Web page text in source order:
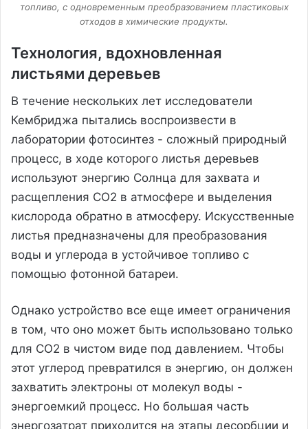
топливо, с одновременным преобразованием пластиковых
отходов в химические продукты.
Технология, вдохновленная
листьями деревьев
В течение нескольких лет исследователи
Кембриджа пытались воспроизвести в
лаборатории фотосинтез - сложный природный
процесс, в ходе которого листья деревьев
используют энергию Солнца для захвата и
расщепления CO2 в атмосфере и выделения
кислорода обратно в атмосферу. Искусственные
листья предназначены для преобразования
воды и углерода в устойчивое топливо с
помощью фотонной батареи.
Однако устройство все еще имеет ограничения
в том, что оно может быть использовано только
для CO2 в чистом виде под давлением. Чтобы
этот углерод превратился в энергию, он должен
захватить электроны от молекул воды -
энергоемкий процесс. Но большая часть
энергозатрат приходится на этапы десорбции и